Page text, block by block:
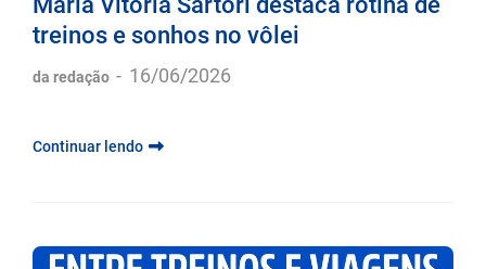
treinos e sonhos no vôlei
da redação - 16/06/2026
Continuar lendo